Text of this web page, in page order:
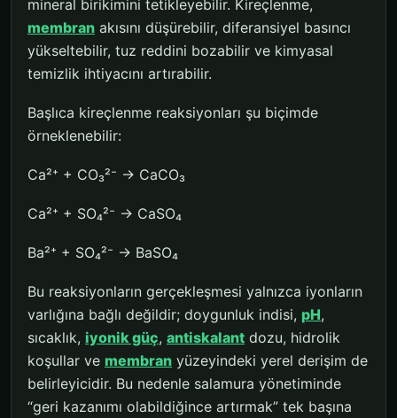
mineral birikimini tetikleyebilir. Kireçlenme,
membran akısını düşürebilir, diferansiyel basıncı
yükseltebilir, tuz reddini bozabilir ve kimyasal
temizlik ihtiyacını artırabilir.
Başlıca kireçlenme reaksiyonları şu biçimde
örneklenebilir:
Ca²⁺ + CO₃²⁻ → CaCO₃
Ca²⁺ + SO₄²⁻ → CaSO₄
Ba²⁺ + SO₄²⁻ → BaSO₄
Bu reaksiyonların gerçekleşmesi yalnızca iyonların
varlığına bağlı değildir; doygunluk indisi, pH,
sıcaklık, iyonik güç, antiskalant dozu, hidrolik
koşullar ve membran yüzeyindeki yerel derişim de
belirleyicidir. Bu nedenle salamura yönetiminde
“geri kazanımı olabildiğince artırmak” tek başına